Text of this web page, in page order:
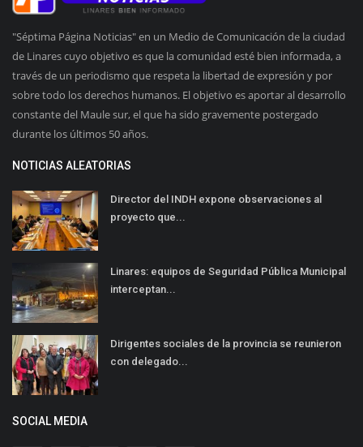
"Séptima Página Noticias" en un Medio de Comunicación de la ciudad
de Linares cuyo objetivo es que la comunidad esté bien informada, a
través de un periodismo que respeta la libertad de expresión y por
sobre todo los derechos humanos. El objetivo es aportar al desarrollo
constante del Maule sur, el que ha sido gravemente postergado
durante los últimos 50 años.
NOTICIAS ALEATORIAS
Director del INDH expone observaciones al
proyecto que...
Linares: equipos de Seguridad Pública Municipal
interceptan...
Dirigentes sociales de la provincia se reunieron
con delegado...
SOCIAL MEDIA